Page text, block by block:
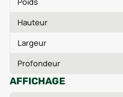
Hauteur
Largeur
Profondeur
AFFICHAGE